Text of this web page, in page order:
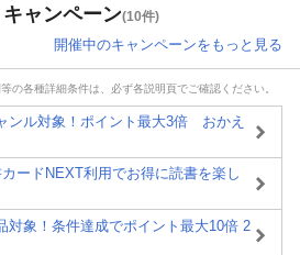
ャンペーン(10件)
開催中のキャンペーンをもっと見る
の各種詳細条件は、必ず各説明頁でご確認ください。
ンル対象！ポイント最大3倍 おかえ
カードNEXT利用でお得に読書を楽し
対象！条件達成でポイント最大10倍 2